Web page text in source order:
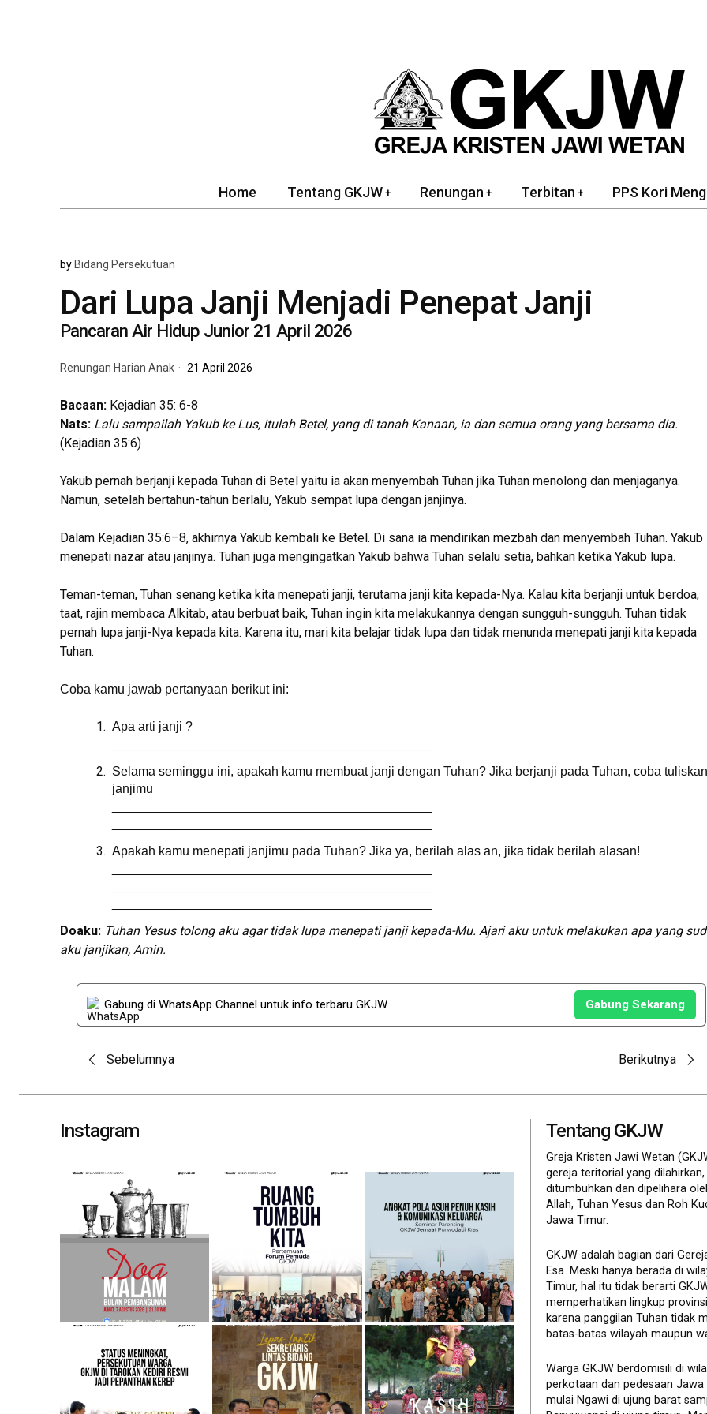
Home Tentang GKJW Renungan Terbitan PPS Kori
by Bidang Persekutuan
Dari Lupa Janji Menjadi Penepat Janji
Pancaran Air Hidup Junior 21 April 2026
Renungan Harian Anak 21 April 2026
Bacaan:Kejadian 35: 6-8
Nats: Lalu sampailah Yakub ke Lus, itulah Betel, yang di tanah Kanaan, ia dan semua orang yang bersama dia.
(Kejadian 35:6)
Yakub pernah berjanji kepada Tuhan di Betel yaitu ia akan menyembah Tuhan jika Tuhan menolong dan menjaganya.
Namun, setelah bertahun-tahun berlalu, Yakub sempat lupa dengan janjinya.
Dalam Kejadian 35:6–8, akhirnya Yakub kembali ke Betel. Di sana ia mendirikan mezbah dan menyembah Tuhan. Yakub
menepati nazar atau janjinya. Tuhan juga mengingatkan Yakub bahwa Tuhan selalu setia, bahkan ketika Yakub lupa.
Teman-teman, Tuhan senang ketika kita menepati janji, terutama janji kita kepada-Nya. Kalau kita berjanji untuk berdoa,
taat, rajin membaca Alkitab, atau berbuat baik, Tuhan ingin kita melakukannya dengan sungguh-sungguh. Tuhan tidak
pernah lupa janji-Nya kepada kita. Karena itu, mari kita belajar tidak lupa dan tidak menunda menepati janji kita kepada
Tuhan.
Coba kamu jawab pertanyaan berikut ini:
Apa arti janji ?
Selama seminggu ini, apakah kamu membuat janji dengan Tuhan? Jika berjanji pada Tuhan, coba tuliskan
janjimu
Apakah kamu menepati janjimu pada Tuhan? Jika ya, berilah alas an, jika tidak berilah alasan!
Doaku: Tuhan Yesus tolong aku agar tidak lupa menepati janji kepada-Mu. Ajari aku untuk melakukan apa yang
aku janjikan,Amin.
Gabung di WhatsApp Channel untuk info terbaru GKJW Gabung Sekarang
Post
navigation
Sebelumnya Berikutnya
Instagram Tentang GKJW
Greja Kristen Jawi Wetan
gereja teritorial yang dilahirkan,
ditumbuhkan dan dipelihara
Allah, Tuhan Yesus dan Roh
Jawa Timur.
GKJW adalah bagian dari
Esa. Meski hanya berada di
Timur, hal itu tidak berarti
memperhatikan lingkup
karena panggilan Tuhan tidak
batas-batas wilayah maupun
Warga GKJW berdomisili di
perkotaan dan pedesaan Jawa
mulai Ngawi di ujung barat